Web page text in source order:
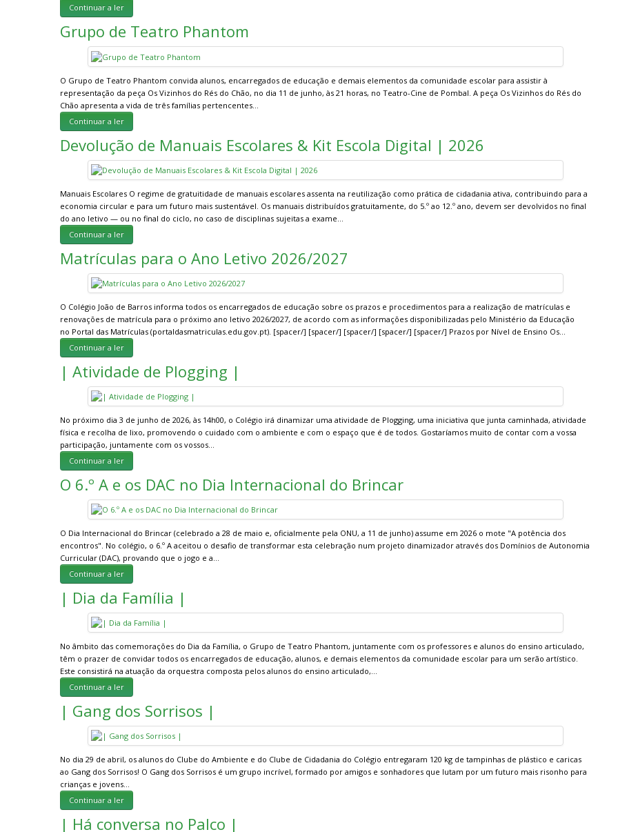
Continuar a ler
Grupo de Teatro Phantom
O Grupo de Teatro Phantom convida alunos, encarregados de educação e demais elementos da comunidade escolar para assistir à
representação da peça Os Vizinhos do Rés do Chão, no dia 11 de junho, às 21 horas, no Teatro-Cine de Pombal. A peça Os Vizinhos do Rés do
Chão apresenta a vida de três famílias pertencentes…
Continuar a ler
Devolução de Manuais Escolares & Kit Escola Digital | 2026
Manuais Escolares O regime de gratuitidade de manuais escolares assenta na reutilização como prática de cidadania ativa, contribuindo para a
economia circular e para um futuro mais sustentável. Os manuais distribuídos gratuitamente, do 5.º ao 12.º ano, devem ser devolvidos no final
do ano letivo — ou no final do ciclo, no caso de disciplinas sujeitas a exame…
Continuar a ler
Matrículas para o Ano Letivo 2026/2027
O Colégio João de Barros informa todos os encarregados de educação sobre os prazos e procedimentos para a realização de matrículas e
renovações de matrícula para o próximo ano letivo 2026/2027, de acordo com as informações disponibilizadas pelo Ministério da Educação
no Portal das Matrículas (portaldasmatriculas.edu.gov.pt). [spacer/] [spacer/] [spacer/] [spacer/] [spacer/] Prazos por Nível de Ensino Os…
Continuar a ler
| Atividade de Plogging |
No próximo dia 3 de junho de 2026, às 14h00, o Colégio irá dinamizar uma atividade de Plogging, uma iniciativa que junta caminhada, atividade
física e recolha de lixo, promovendo o cuidado com o ambiente e com o espaço que é de todos. Gostaríamos muito de contar com a vossa
participação, juntamente com os vossos…
Continuar a ler
O 6.º A e os DAC no Dia Internacional do Brincar
O Dia Internacional do Brincar (celebrado a 28 de maio e, oficialmente pela ONU, a 11 de junho) assume em 2026 o mote "A potência dos
encontros". No colégio, o 6.º A aceitou o desafio de transformar esta celebração num projeto dinamizador através dos Domínios de Autonomia
Curricular (DAC), provando que o jogo e a…
Continuar a ler
| Dia da Família |
No âmbito das comemorações do Dia da Família, o Grupo de Teatro Phantom, juntamente com os professores e alunos do ensino articulado,
têm o prazer de convidar todos os encarregados de educação, alunos, e demais elementos da comunidade escolar para um serão artístico.
Este consistirá na atuação da orquestra composta pelos alunos do ensino articulado,…
Continuar a ler
| Gang dos Sorrisos |
No dia 29 de abril, os alunos do Clube do Ambiente e do Clube de Cidadania do Colégio entregaram 120 kg de tampinhas de plástico e caricas
ao Gang dos Sorrisos! O Gang dos Sorrisos é um grupo incrível, formado por amigos e sonhadores que lutam por um futuro mais risonho para
crianças e jovens…
Continuar a ler
| Há conversa no Palco |